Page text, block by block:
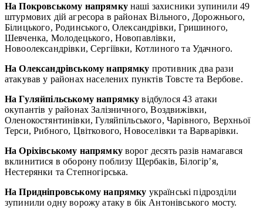
На Покровському напрямкунаші захисники зупинили 49
штурмових дій агресора в районах Вільного, Дорожнього,
Білицького, Родинського, Олександрівки, Гришиного,
Шевченка, Молодецького, Новопавлівки,
Новоолександрівки, Сергіївки, Котлиного та Удачного.
На Олександрівському напрямку противник два рази
атакував у районах населених пунктів Товсте та Вербове.
На Гуляйпільському напрямку відбулося 43 атаки
окупантів у районах Залізничного, Воздвижівки,
Оленокостянтинівки, Гуляйпільського, Чарівного, Верхньої
Терси, Рибного, Цвіткового, Новоселівки та Варварівки.
На Оріхівському напрямкуворог десять разів намагався
вклинитися в оборону поблизу Щербаків, Білогір’я,
Нестерянки та Степногірська.
На Придніпровському напрямку українські підрозділи
зупинили одну ворожу атаку в бік Антонівського мосту.